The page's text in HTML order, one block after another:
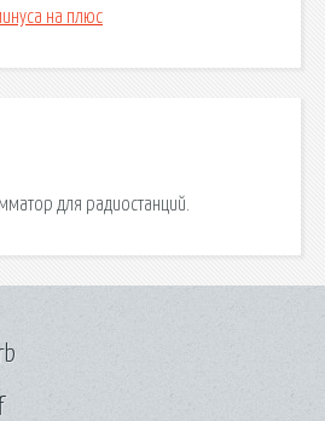
на плюс
для радиостанций.